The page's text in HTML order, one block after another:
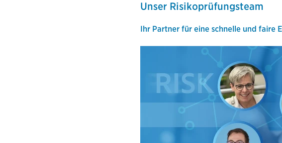
Unser Risikoprüfungsteam
Ihr Partner für eine schnelle und faire